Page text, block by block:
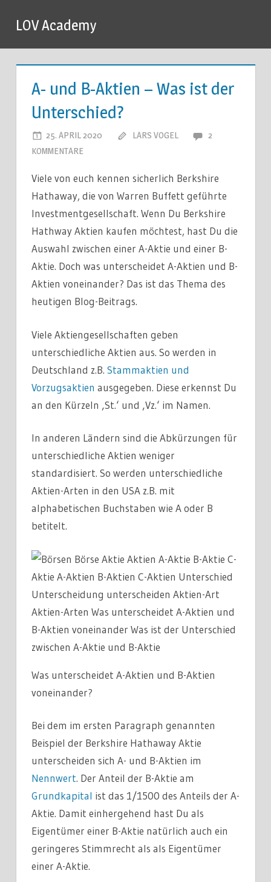
InhaltLOV Academy
A- und B-Aktien – Was ist der
Unterschied?
25. APRIL 2020 LARS VOGEL
2
KOMMENTARE
Viele von euch kennen sicherlich Berkshire
Hathaway, die von Warren Buffett geführte
Investmentgesellschaft. Wenn Du Berkshire
Hathway Aktien kaufen möchtest, hast Du die
Auswahl zwischen einer A-Aktie und einer B-
Aktie. Doch was unterscheidet A-Aktien und B-
Aktien voneinander? Das ist das Thema des
heutigen Blog-Beitrags.
Viele Aktiengesellschaften geben
unterschiedliche Aktien aus. So werden in
Deutschland z.B. Stammaktien und
Vorzugsaktien ausgegeben. Diese erkennst Du
an den Kürzeln ‚St.‘ und ‚Vz.‘ im Namen.
In anderen Ländern sind die Abkürzungen für
unterschiedliche Aktien weniger
standardisiert. So werden unterschiedliche
Aktien-Arten in den USA z.B. mit
alphabetischen Buchstaben wie A oder B
betitelt.
Was unterscheidet A-Aktien und B-Aktien
voneinander?
Bei dem im ersten Paragraph genannten
Beispiel der Berkshire Hathaway Aktie
unterscheiden sich A- und B-Aktien im
Nennwert. Der Anteil der B-Aktie am
Grundkapital ist das 1/1500 des Anteils der A-
Aktie. Damit einhergehend hast Du als
Eigentümer einer B-Aktie natürlich auch ein
geringeres Stimmrecht als als Eigentümer
einer A-Aktie.